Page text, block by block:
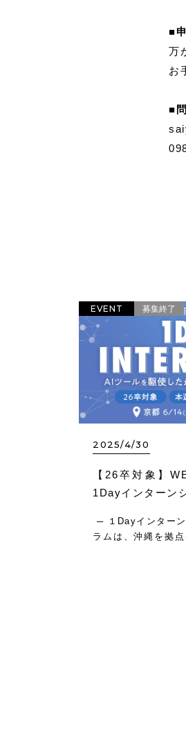
■
万
お
■
EVENT 募集終了
2025/4/30
【26卒対象】
1Dayインターン
─ １Dayインター
ラムは、沖縄を拠